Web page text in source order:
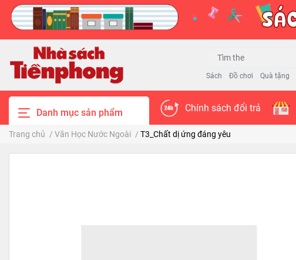
Sách Đồ chơi Quà tặng
Danh mục sản phẩm Chính sách đổi trả
Trang chủ / Văn Học Nước Ngoài / T3_Chất dị ứng đáng yêu